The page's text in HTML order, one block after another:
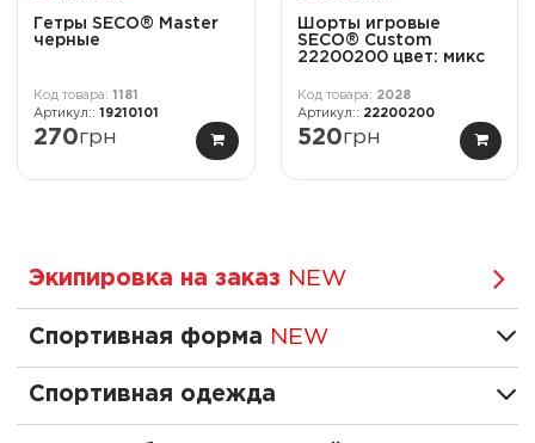
Гетры SECO® Master
черные
1181
19210101
270грн
Шорты игровые
SECO® Custom
22200200 цвет: микс
2028
22200200
520грн
Экипировка на заказ NEW
Спортивная форма NEW
Спортивная одежда